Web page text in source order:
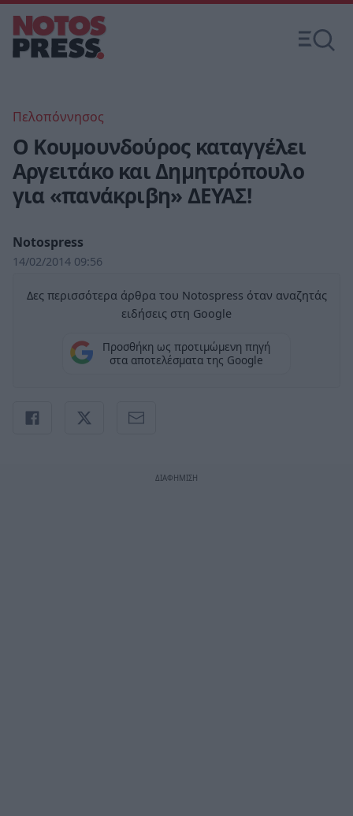
Πελοπόννησος
Ο Κουμουνδούρος καταγγέλει
Αργειτάκο και Δημητρόπουλο
για «πανάκριβη» ΔΕΥΑΣ!
Notospress
14/02/2014 09:56
Δες περισσότερα άρθρα του Notospress όταν αναζητάς
ειδήσεις στη Google
Προσθήκη ως προτιμώμενη πηγή
στα αποτελέσματα της Google